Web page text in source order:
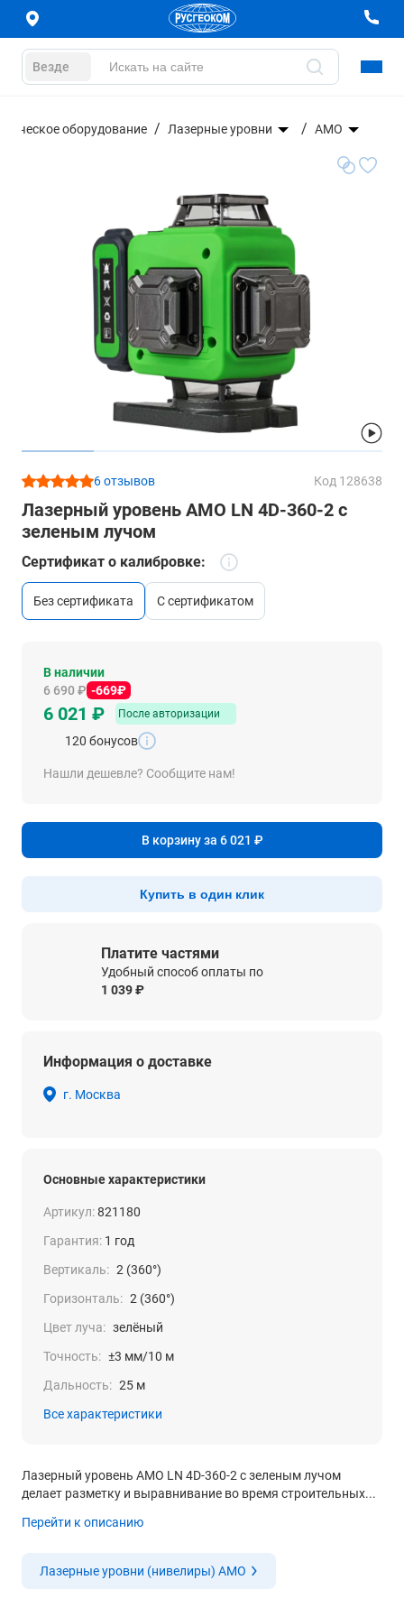
Везде
оборудование Лазерные уровни AMO
6 отзывов Код 128638
Лазерный уровень AMO LN 4D-360-2 с
зеленым лучом
Сертификат о калибровке:
без сертификата с сертификатом
В наличии
6 690 ₽ -669₽
6 021 ₽ После авторизации
120 бонусов
Нашли дешевле? Сообщите нам!
В корзину за 6 021 ₽
Купить в один клик
Платите частями
Удобный способ оплаты по
1 039 ₽
Информация о доставке
г. Москва
Основные характеристики
Артикул:821180
Гарантия: 1 год
Вертикаль: 2 (360°)
Горизонталь: 2 (360°)
Цвет луча: зелёный
Точность: ±3 мм/10 м
Дальность: 25 м
Все характеристики
Лазерный уровень AMO LN 4D-360-2 с зеленым лучом
делает разметку и выравнивание во время строительных...
Перейти к описанию
Лазерные уровни (нивелиры) AMO